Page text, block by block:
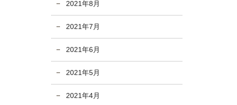
2021年8月
2021年7月
2021年6月
2021年5月
2021年4月